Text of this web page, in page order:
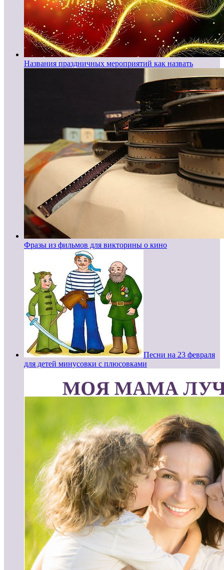
Названия праздничных мероприятий как назвать
Фразы из фильмов для викторины о кино
Песни на 23 февраля
для детей минусовки с плюсовками